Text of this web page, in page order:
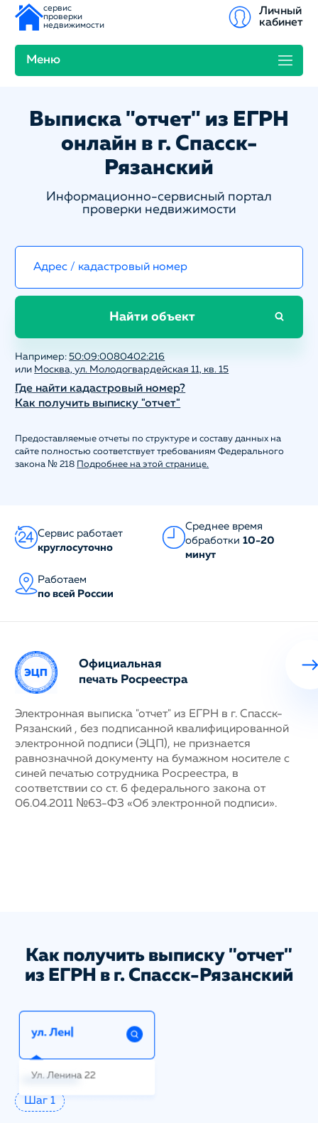
сервис
проверки
недвижимости
Меню
Личный
кабинет
Выписка "отчет" из ЕГРН
онлайн в г. Спасск-
Рязанский
Информационно-сервисный портал
проверки недвижимости
Найти объект
Например:50:09:0080402:216
или Москва, ул. Молодогвардейская 11, кв. 15
Где найти кадастровый номер?
Как получить выписку "отчет"
Предоставляемые отчеты по структуре и составу данных на
сайте полностью соответствует требованиям Федерального
закона № 218 Подробнее на этой странице.
Сервис работает
круглосуточно
Среднее время
обработки 10-20
минут
Работаем
по всей России
Официальная
печать Росреестра
Электронная выписка "отчет" из ЕГРН в г. Спасск-
Рязанский , без подписанной квалифицированной
электронной подписи (ЭЦП), не признается
равнозначной документу на бумажном носителе с
синей печатью сотрудника Росреестра, в
соответствии со ст. 6 федерального закона от
06.04.2011 №63-ФЗ «Об электронной подписи».
Как получить выписку "отчет"
из ЕГРН в г. Спасск-Рязанский
Шаг 1